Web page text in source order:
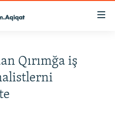
Qırımğa iş